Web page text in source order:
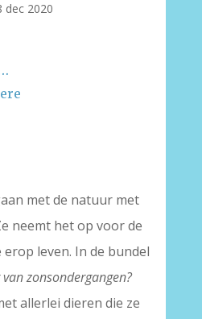
dec 2020
met de natuur met
neemt het op voor de
leven. In de bundel
zonsondergangen?
allerlei dieren die ze